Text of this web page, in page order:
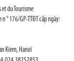
du Tourisme
° 176/GP-TTĐT cấp ngày:
Kiem, Hanoï